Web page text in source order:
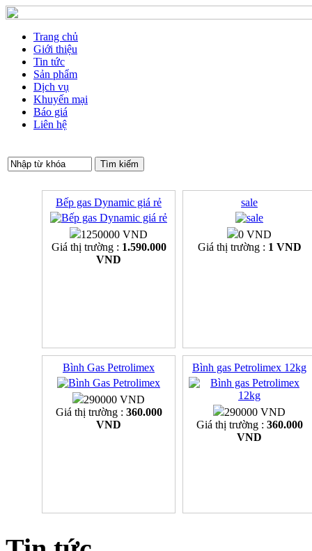
Trang chủ
Giới thiệu
Tin tức
Sản phẩm
Dịch vụ
Khuyến mại
Báo giá
Liên hệ
Bếp gas Dynamic giá rẻ
1250000 VND
Giá thị trường : 1.590.000
VND
sale
0 VND
Giá thị trường : 1 VND
Bình Gas Petrolimex
290000 VND
Giá thị trường : 360.000
VND
Bình gas Petrolimex 12kg
290000 VND
Giá thị trường : 360.000
VND